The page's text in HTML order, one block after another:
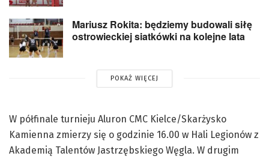
Mariusz Rokita: będziemy budowali siłę
ostrowieckiej siatkówki na kolejne lata
POKAŻ WIĘCEJ
W półfinale turnieju Aluron CMC Kielce/Skarżysko
Kamienna zmierzy się o godzinie 16.00 w Hali Legionów z
Akademią Talentów Jastrzębskiego Węgla. W drugim